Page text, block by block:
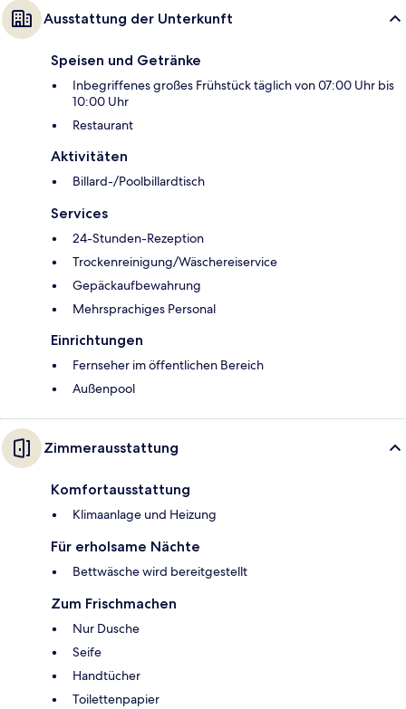
Ausstattung der Unterkunft
Speisen und Getränke
Inbegriffenes großes Frühstück täglich von 07:00 Uhr bis
10:00 Uhr
Restaurant
Aktivitäten
Billard-/Poolbillardtisch
Services
24-Stunden-Rezeption
Trockenreinigung/Wäschereiservice
Gepäckaufbewahrung
Mehrsprachiges Personal
Einrichtungen
Fernseher im öffentlichen Bereich
Außenpool
Zimmerausstattung
Komfortausstattung
Klimaanlage und Heizung
Für erholsame Nächte
Bettwäsche wird bereitgestellt
Zum Frischmachen
Nur Dusche
Seife
Handtücher
Toilettenpapier